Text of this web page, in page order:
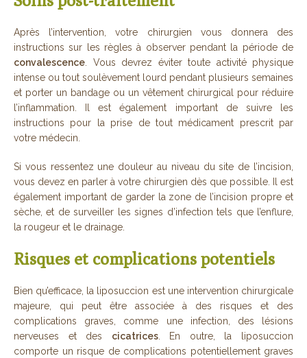
Après l’intervention, votre chirurgien vous donnera des
instructions sur les règles à observer pendant la période de
convalescence. Vous devrez éviter toute activité physique
intense ou tout soulèvement lourd pendant plusieurs semaines
et porter un bandage ou un vêtement chirurgical pour réduire
l’inflammation. Il est également important de suivre les
instructions pour la prise de tout médicament prescrit par
votre médecin.
Si vous ressentez une douleur au niveau du site de l’incision,
vous devez en parler à votre chirurgien dès que possible. Il est
également important de garder la zone de l’incision propre et
sèche, et de surveiller les signes d’infection tels que l’enflure,
la rougeur et le drainage.
Risques et complications potentiels
Bien qu’efficace, la liposuccion est une intervention chirurgicale
majeure, qui peut être associée à des risques et des
complications graves, comme une infection, des lésions
nerveuses et des cicatrices. En outre, la liposuccion
comporte un risque de complications potentiellement graves